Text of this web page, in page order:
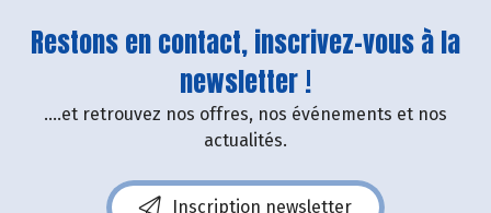
Restons en contact, inscrivez-vous à la
newsletter !
....et retrouvez nos offres, nos événements et nos
actualités.
Inscription newsletter